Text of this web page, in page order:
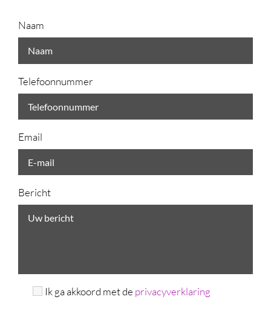
Naam
Telefoonnummer
Email
Bericht
Ik ga akkoord met de privacyverklaring